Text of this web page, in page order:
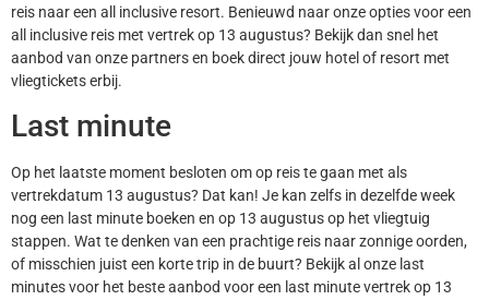
reis naar een all inclusive resort. Benieuwd naar onze opties voor een
all inclusive reis met vertrek op 13 augustus? Bekijk dan snel het
aanbod van onze partners en boek direct jouw hotel of resort met
vliegtickets erbij.
Last minute
Op het laatste moment besloten om op reis te gaan met als
vertrekdatum 13 augustus? Dat kan! Je kan zelfs in dezelfde week
nog een last minute boeken en op 13 augustus op het vliegtuig
stappen. Wat te denken van een prachtige reis naar zonnige oorden,
of misschien juist een korte trip in de buurt? Bekijk al onze last
minutes voor het beste aanbod voor een last minute vertrek op 13